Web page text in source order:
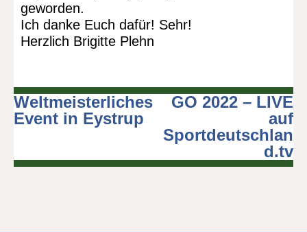
geworden.
Ich danke Euch dafür! Sehr!
Herzlich Brigitte Plehn
Beitragsnavigation
Weltmeisterliches
Event in Eystrup
GO 2022 – LIVE
auf
Sportdeutschlan
d.tv